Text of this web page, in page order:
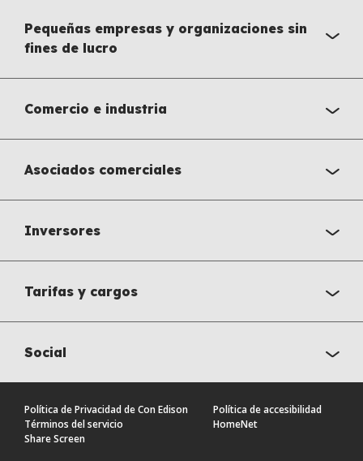
Pequeñas empresas y organizaciones sin
fines de lucro
Comercio e industria
Asociados comerciales
Inversores
Tarifas y cargos
Social
Política de Privacidad de Con Edison
Política de accesibilidad
Términos del servicio
HomeNet
Share Screen